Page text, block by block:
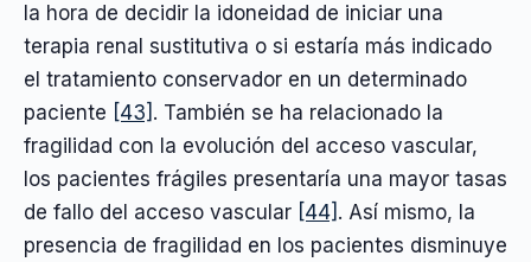
la hora de decidir la idoneidad de iniciar una
terapia renal sustitutiva o si estaría más indicado
el tratamiento conservador en un determinado
paciente [43] . También se ha relacionado la
fragilidad con la evolución del acceso vascular,
los pacientes frágiles presentaría una mayor tasas
de fallo del acceso vascular [44] . Así mismo, la
presencia de fragilidad en los pacientes disminuye